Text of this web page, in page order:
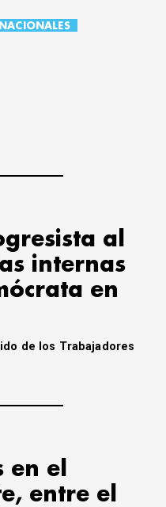
al
internas
en
de los Trabajadores
en el
entre el